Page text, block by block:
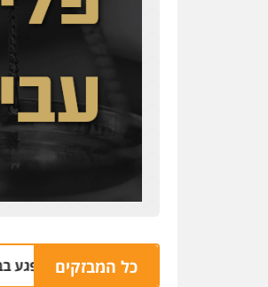
כל המבזקים
פספס את היעד ופגע בבית של אזרח